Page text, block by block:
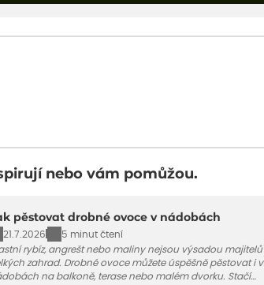
nebo vám pomůžou.
pěstovat drobné ovoce v nádobách
21.7.2026
5 minut čtení
rybíz, angrešt nebo maliny nejsou výsadou majitelů
zahrad. Drobné ovoce můžete úspěšně pěstovat i v
na balkoně, terase nebo malém dvorku. Stačí